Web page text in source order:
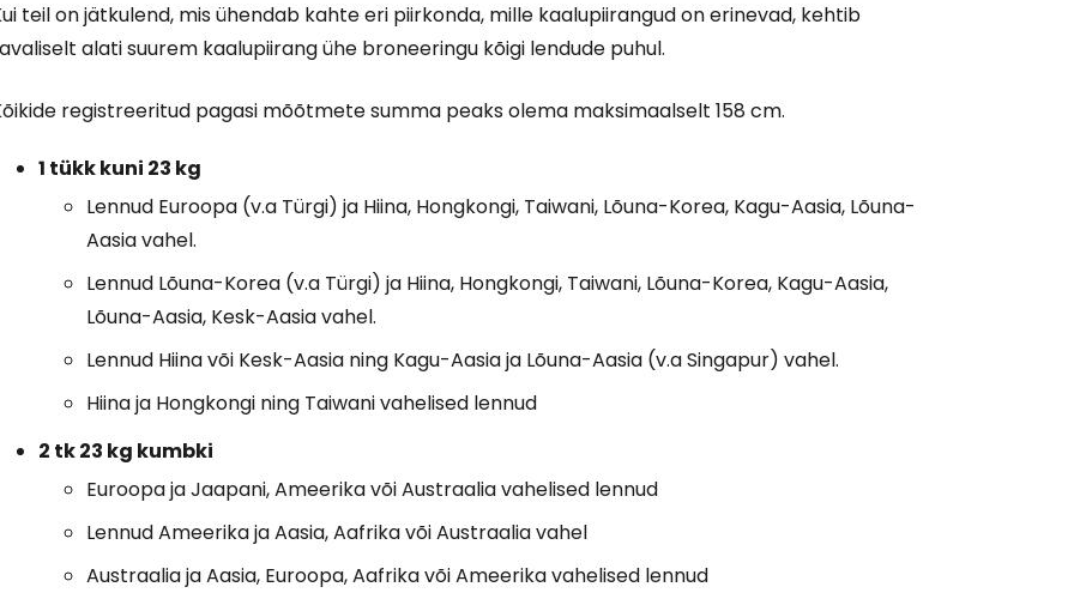
teil on jätkulend, mis ühendab kahte eri piirkonda, mille kaalupiirangud on erinevad, kehtib
alati suurem kaalupiirang ühe broneeringu kõigi lendude puhul.
registreeritud pagasi mõõtmete summa peaks olema maksimaalselt 158 cm.
1 tükk kuni 23 kg
Lennud Euroopa (v.a Türgi) ja Hiina, Hongkongi, Taiwani, Lõuna-Korea, Kagu-Aasia, Lõuna-
Aasia vahel.
Lennud Lõuna-Korea (v.a Türgi) ja Hiina, Hongkongi, Taiwani, Lõuna-Korea, Kagu-Aasia,
Lõuna-Aasia, Kesk-Aasia vahel.
Lennud Hiina või Kesk-Aasia ning Kagu-Aasia ja Lõuna-Aasia (v.a Singapur) vahel.
Hiina ja Hongkongi ning Taiwani vahelised lennud
2 tk 23 kg kumbki
Euroopa ja Jaapani, Ameerika või Austraalia vahelised lennud
Lennud Ameerika ja Aasia, Aafrika või Austraalia vahel
Austraalia ja Aasia, Euroopa, Aafrika või Ameerika vahelised lennud